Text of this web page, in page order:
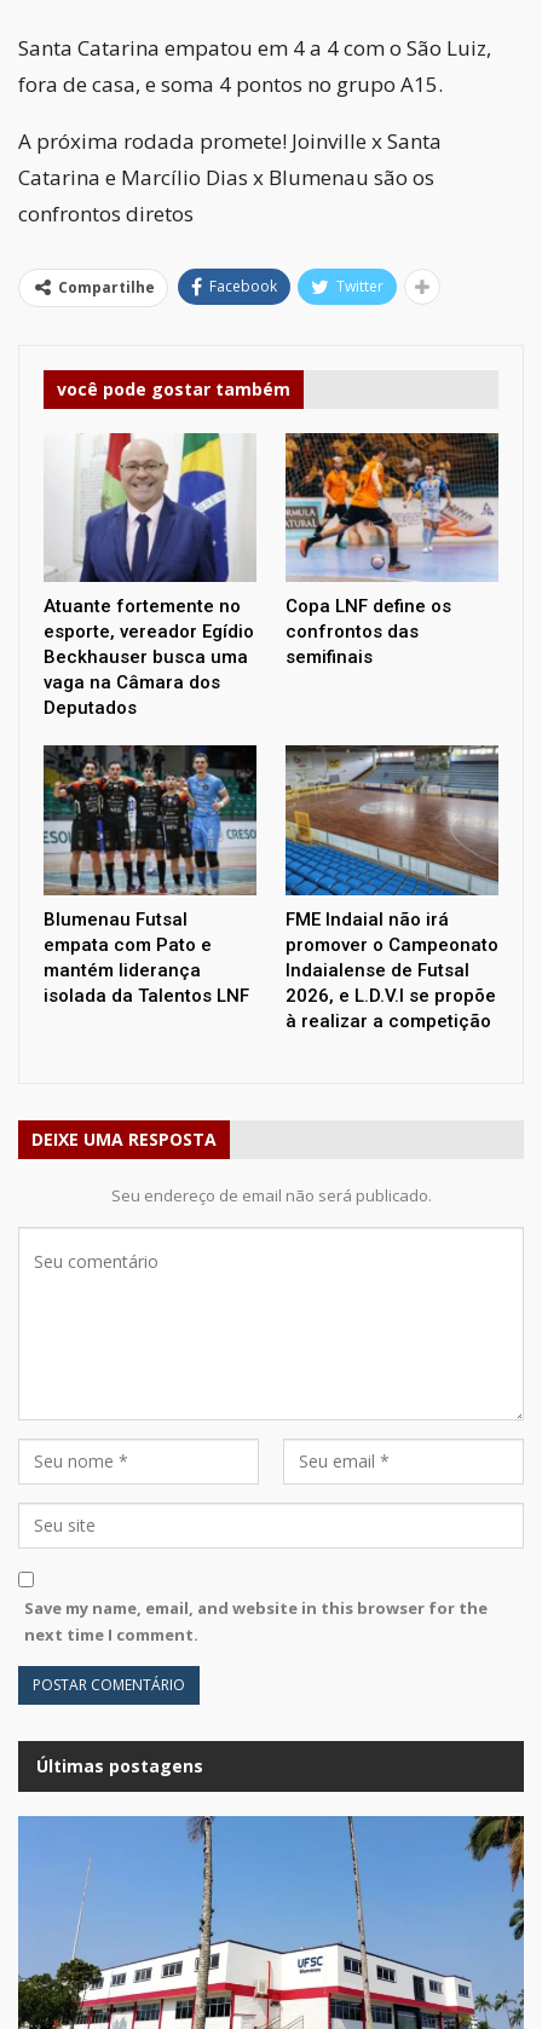
Santa Catarina empatou em 4 a 4 com o São Luiz,
fora de casa, e soma 4 pontos no grupo A15.
A próxima rodada promete! Joinville x Santa
Catarina e Marcílio Dias x Blumenau são os
confrontos diretos
Compartilhe Facebook Twitter
você pode gostar também
Atuante fortemente no
esporte, vereador Egídio
Beckhauser busca uma
vaga na Câmara dos
Deputados
Copa LNF define os
confrontos das
semifinais
Blumenau Futsal
empata com Pato e
mantém liderança
isolada da Talentos LNF
FME Indaial não irá
promover o Campeonato
Indaialense de Futsal
2026, e L.D.V.I se propõe
à realizar a competição
DEIXE UMA RESPOSTA
Seu endereço de email não será publicado.
Save my name, email, and website in this browser for the
next time I comment.
Últimas postagens